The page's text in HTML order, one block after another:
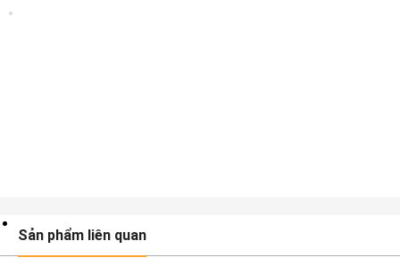
Sản phẩm liên quan